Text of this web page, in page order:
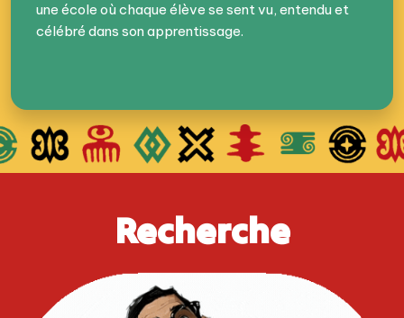
une école où chaque élève se sent vu, entendu et
célébré dans son apprentissage.
Recherche